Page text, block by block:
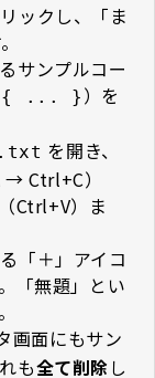
ックし、「ま
サンプルコー
{ ... } ）を
を開き、
→ Ctrl+C）
（Ctrl+V）ま
「＋」アイコ
「無題」とい
画面にもサン
も全て削除し